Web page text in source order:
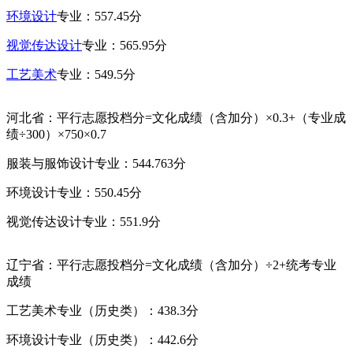
环境设计专业：557.45分
视觉传达设计专业：565.95分
工艺美术专业：549.5分
河北省：平行志愿投档分=文化成绩（含加分）×0.3+（专业成
绩÷300）×750×0.7
服装与服饰设计专业：544.763分
环境设计专业：550.45分
视觉传达设计专业：551.9分
辽宁省：平行志愿投档分=文化成绩（含加分）÷2+统考专业
成绩
工艺美术专业（历史类）：438.3分
环境设计专业（历史类）：442.6分